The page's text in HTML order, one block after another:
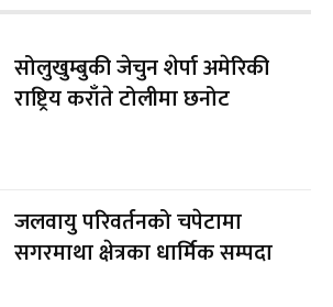
सोलुखुम्बुकी जेचुन शेर्पा अमेरिकी
राष्ट्रिय कराँते टोलीमा छनोट
जलवायु परिवर्तनको चपेटामा
सगरमाथा क्षेत्रका धार्मिक सम्पदा